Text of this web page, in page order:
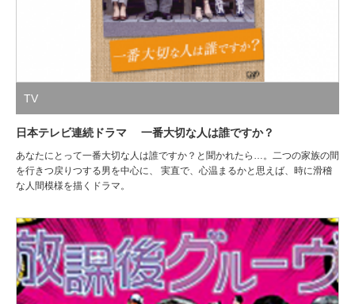
TV
日本テレビ連続ドラマ 一番大切な人は誰ですか？
あなたにとって一番大切な人は誰ですか？と聞かれたら…。二つの家族の間
を行きつ戻りつする男を中心に、 実直で、心温まるかと思えば、時に滑稽
な人間模様を描くドラマ。